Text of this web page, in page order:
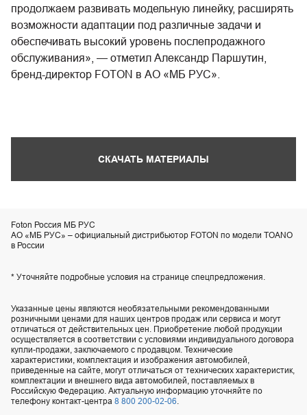
продолжаем развивать модельную линейку, расширять
возможности адаптации под различные задачи и
обеспечивать высокий уровень послепродажного
обслуживания», — отметил Александр Паршутин,
бренд-директор FOTON в АО «МБ РУС».
СКАЧАТЬ МАТЕРИАЛЫ
Foton Россия МБ РУС
АО «МБ РУС» – официальный дистрибьютор FOTON по модели TOANO
в России
* Уточняйте подробные условия на странице спецпредложения.
Указанные цены являются необязательными рекомендованными
розничными ценами для наших центров продаж или сервиса и могут
отличаться от действительных цен. Приобретение любой продукции
осуществляется в соответствии с условиями индивидуального договора
купли-продажи, заключаемого с продавцом. Технические
характеристики, комплектация и изображения автомобилей,
приведенные на сайте, могут отличаться от технических характеристик,
комплектации и внешнего вида автомобилей, поставляемых в
Российскую Федерацию. Актуальную информацию уточняйте по
телефону контакт-центра 8 800 200-02-06.